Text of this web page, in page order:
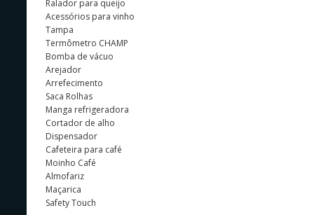
Ralador para queijo
Acessórios para vinho
Tampa
Termômetro CHAMP
Bomba de vácuo
Arejador
Arrefecimento
Saca Rolhas
Manga refrigeradora
Cortador de alho
Dispensador
Cafeteira para café
Moinho Café
Almofariz
Maçarica
Safety Touch